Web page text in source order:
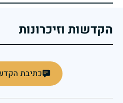
הקדשות וזיכרונות
כתיבת